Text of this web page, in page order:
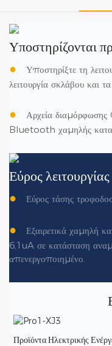
Υποστηρίζονται
● Υποστηρίξτε τη
λειτουργία σκλάβου και
● Αρχεία
Bluetooth χαμηλής
Εύρος λειτουργίας
● Εύρος τάσης
● Εξαιρετικά χαμηλή
6,1uA σε κατάσταση
απενεργοποιημένο.
Προϊόντα Ηλεκτρικής